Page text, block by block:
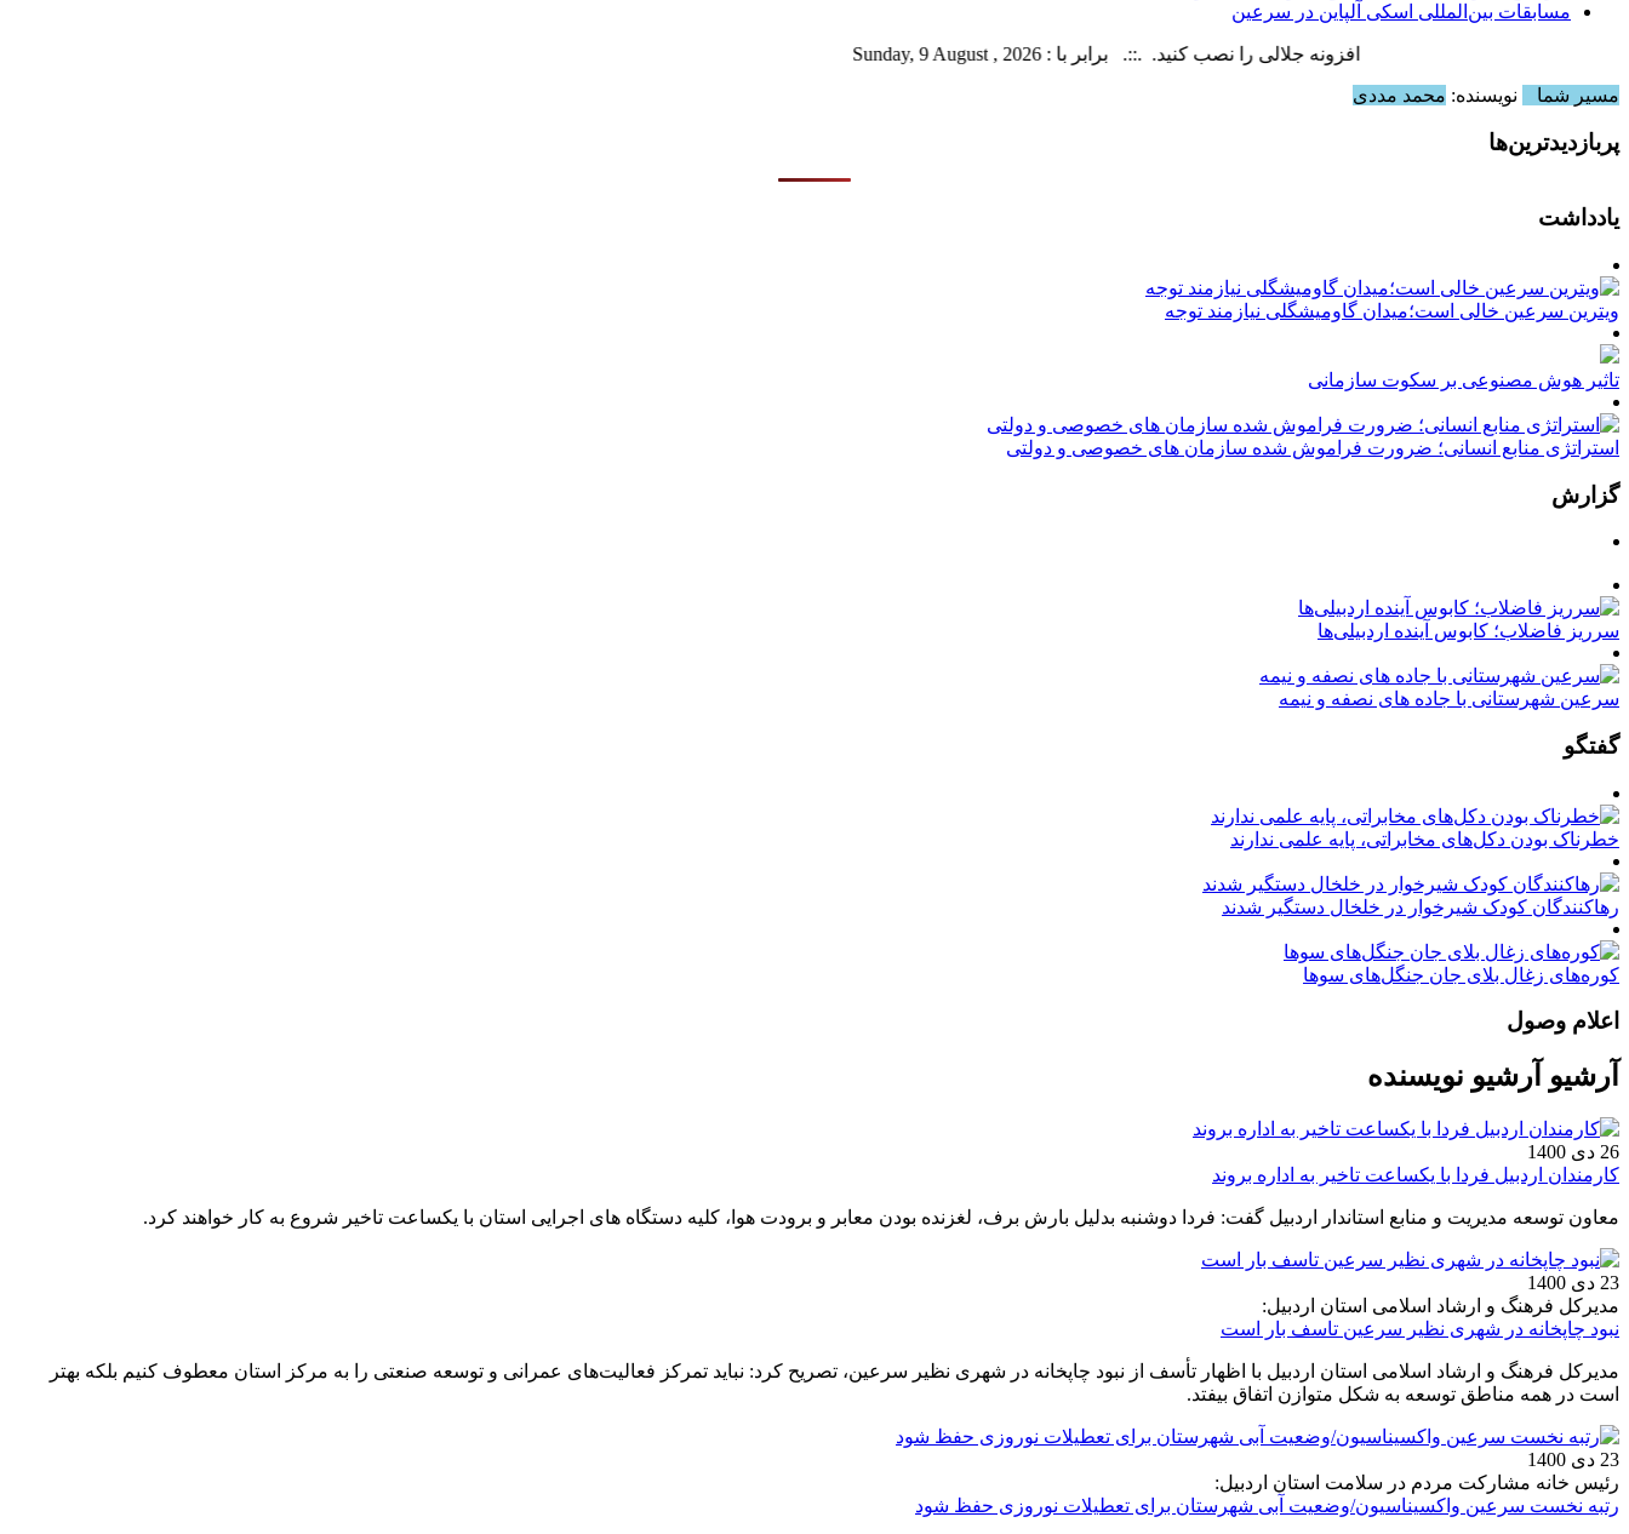
مسابقات بین‌المللی اسکی آلپاین در سرعین
افزونه جلالی را نصب کنید. .::. برابر با : Sunday, 9 August , 2026
مسیر شما
نویسنده: محمد مددی
پربازدیدترین‌ها
یادداشت
ویترین سرعین خالی است؛میدان گاومیشگلی نیازمند توجه
تاثیر هوش مصنوعی بر سکوت سازمانی
استراتژی منابع انسانی؛ ضرورت فراموش شده سازمان های خصوصی و دولتی
گزارش
سرریز فاضلاب؛ کابوس آینده اردبیلی‌ها
سرعین شهرستانی با جاده های نصفه و نیمه
گفتگو
خطرناک بودن دکل‌های مخابراتی، پایه علمی ندارند
رهاکنندگان کودک شیرخوار در خلخال دستگیر شدند
کوره‌های زغال بلای جان جنگل‌های سوها
اعلام وصول
آرشیو آرشیو نویسنده
26 دی 1400
کارمندان اردبیل فردا با یکساعت تاخیر به اداره بروند
معاون توسعه مدیریت و منابع استاندار اردبیل گفت: فردا دوشنبه بدلیل بارش برف، لغزنده بودن معابر و برودت هوا، کلیه دستگاه های اجرایی استان با یکساعت تاخیر شروع به کار خواهند کرد.
23 دی 1400
مدیرکل فرهنگ و ارشاد اسلامی استان اردبیل:
نبود چاپخانه در شهری نظیر سرعین تاسف بار است
مدیرکل فرهنگ و ارشاد اسلامی استان اردبیل با اظهار تأسف از نبود چاپخانه در شهری نظیر سرعین، تصریح کرد: نباید تمرکز فعالیت‌های عمرانی و توسعه صنعتی را به مرکز استان معطوف کنیم بلکه بهتر
است در همه مناطق توسعه به شکل متوازن اتفاق بیفتد.
23 دی 1400
رئیس خانه مشارکت مردم در سلامت استان اردبیل:
رتبه نخست سرعین واکسیناسیون/وضعیت آبی شهرستان برای تعطیلات نوروزی حفظ شود